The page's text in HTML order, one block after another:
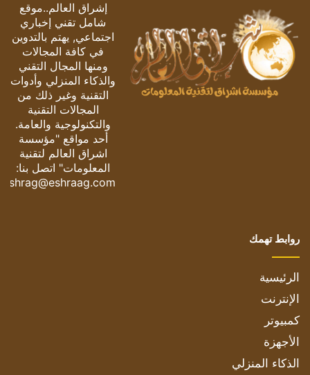
إشراق العالم..موقع
شامل تقني إخباري
اجتماعي, يهتم بالتدوين
في كافة المجالات
ومنها المجال التقني
والذكاء المنزلي وأدوات
التقنية وغير ذلك من
المجالات التقنية
والتكنولوجية والعامة.
أحد مواقع "مؤسسة
اشراق العالم لتقنية
المعلومات" اتصل بنا:
eshrag@eshraag.com
روابط تهمك
الرئيسية
الإنترنت
كمبيوتر
الأجهزة
الذكاء المنزلي